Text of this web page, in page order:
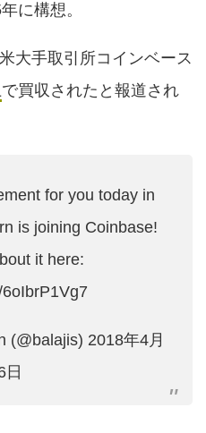
に構想。
大手取引所コインベース
で買収されたと報道され
for you today in
is joining Coinbase!
it here:
(@balajis) 2018年4月
日